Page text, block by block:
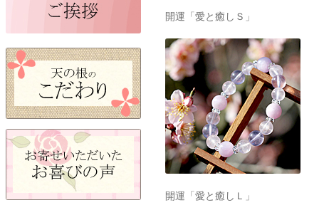
開運「愛と癒しＳ」
開運「愛と癒しＬ」